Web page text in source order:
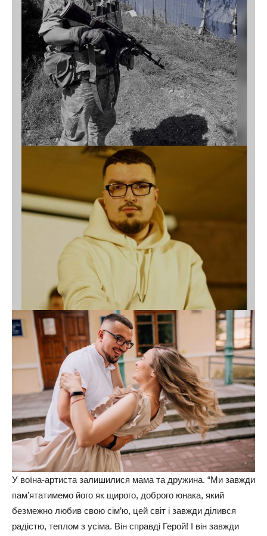
У воїна-артиста залишилися мама та дружина. “Ми завжди
пам’ятатимемо його як щирого, доброго юнака, який
безмежно любив свою сім’ю, цей світ і завжди ділився
радістю, теплом з усіма. Він справді Герой! І він завжди